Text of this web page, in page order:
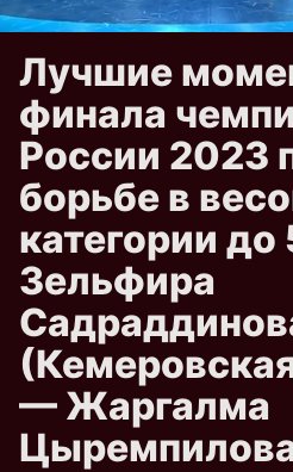
Лучшие
финала
России 2023
борьбе в
категории до
Зельфира
— Жаргалма